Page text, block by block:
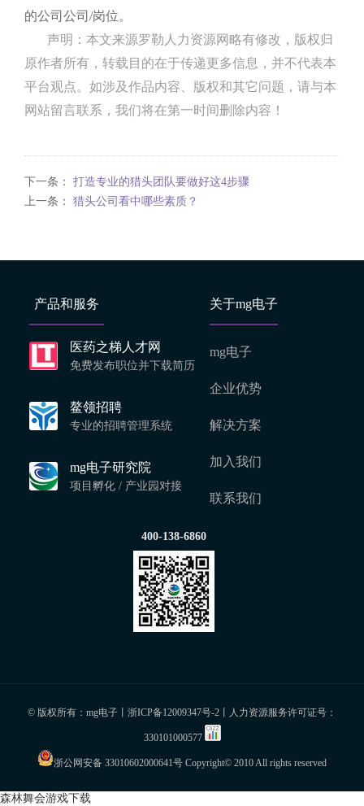
的公司公司/岗位。
声明：本文来源罗勒人力资源网略有修改，版权归
原作者所有，转载目的在于传递更多信息，并不代表本
平台观点。如涉及作品内容、版权和其它问题，请与本
网站留言联系，我们将在第一时间删除内容！
下一条： 打造专业的猎头团队要做好这4步骤
上一条： 猎头公司看中哪些素质？
产品和服务
医药之梯人才网
免费发布职位并下载简历
鳌领招聘
专业的招聘管理系统
mg电子研究院
项目孵化 / 产业园对接
关于mg电子
mg电子
企业优势
解决方案
加入我们
联系我们
400-138-6860
© 版权所有：mg电子丨 浙ICP备12009347号-2 丨人力资源服务许可证号：
330101000577
浙公网安备 33010602000641号 Copyright© 2010 All rights reserved
森林舞会游戏下载